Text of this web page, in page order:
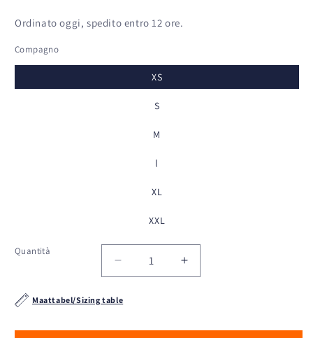
Ordinato oggi, spedito entro 12 ore.
Compagno
XS
S
M
l
XL
XXL
Quantità
Quantità
Diminuisci
quantità
per
Aumenta
quantità
Maattabel/Sizing table